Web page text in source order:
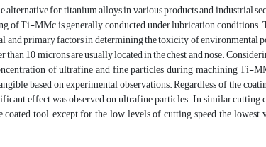
for titanium alloys in various products and industrial
of Ti-MMc is generally conducted under lubrication conditions.
and primary factors in determining the toxicity of
10 microns are usually located in the chest and nose.
of ultrafine and fine particles during machining Ti-
based on experimental observations. Regardless of the
effect was observed on ultrafine particles. In similar
tool, except for the low levels of cutting speed, the